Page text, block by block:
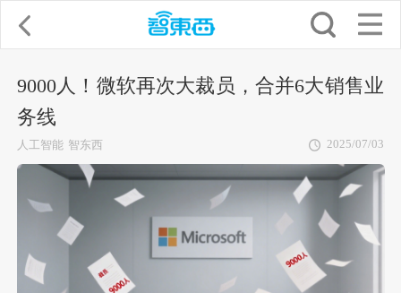
9000人！微软再次大裁员，合并6大销售业
务线
人工智能 智东西 2025/07/03